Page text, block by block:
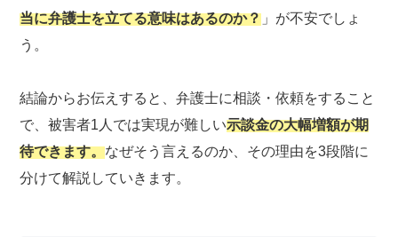
当に弁護士を立てる意味はあるのか？ 」が不安でしょ
う。
結論からお伝えすると、弁護士に相談・依頼をすること
で、被害者1人では実現が難しい示談金の大幅増額が期
待できます。なぜそう言えるのか、その理由を3段階に
分けて解説していきます。